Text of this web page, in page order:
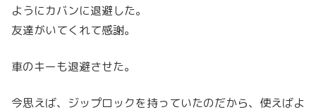
ようにカバンに退避した。
友達がいてくれて感謝。
車のキーも退避させた。
今思えば、ジップロックを持っていたのだから、使えばよ